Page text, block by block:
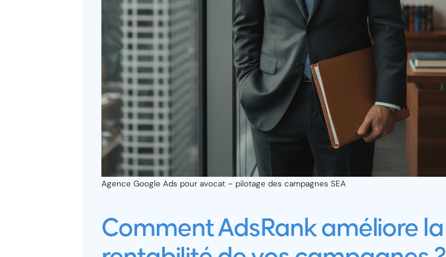
Agence Google Ads pour avocat – pilotage des campagnes SEA
Comment AdsRank améliore la